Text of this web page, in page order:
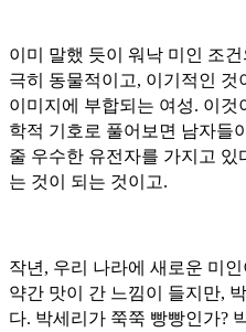
이미 말했 듯이 워낙 미인 조
극히 동물적이고, 이기적인
이미지에 부합되는 여성. 이
학적 기호로 풀어보면 남자들
줄 우수한 유전자를 가지고
는 것이 되는 것이고.
작년, 우리 나라에 새로운 미
약간 맛이 간 느낌이 들지만,
다. 박세리가 쭉쭉 빵빵인가?